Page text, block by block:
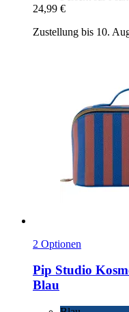
24,99 €
Zustellung bis 10.
2 Optionen
Pip Studio
Blau